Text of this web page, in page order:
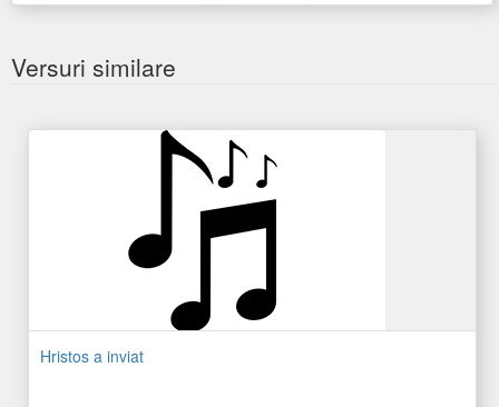
Versuri similare
Hristos a inviat